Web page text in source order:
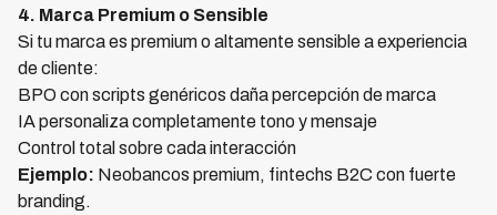
4. Marca Premium o Sensible
Si tu marca es premium o altamente sensible a experiencia
de cliente:
BPO con scripts genéricos daña percepción de marca
IA personaliza completamente tono y mensaje
Control total sobre cada interacción
Ejemplo: Neobancos premium, fintechs B2C con fuerte
branding.